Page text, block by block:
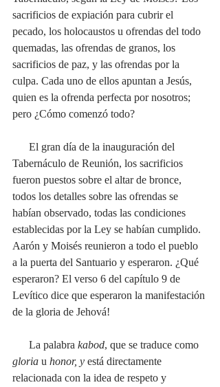
sacrificios de expiación para cubrir el
pecado, los holocaustos u ofrendas del todo
quemadas, las ofrendas de granos, los
sacrificios de paz, y las ofrendas por la
culpa. Cada uno de ellos apuntan a Jesús,
quien es la ofrenda perfecta por nosotros;
pero ¿Cómo comenzó todo?
Tabernáculo de Reunión, los sacrificios
fueron puestos sobre el altar de bronce,
todos los detalles sobre las ofrendas se
habían observado, todas las condiciones
establecidas por la Ley se habían cumplido.
Aarón y Moisés reunieron a todo el pueblo
a la puerta del Santuario y esperaron. ¿Qué
esperaron? El verso 6 del capítulo 9 de
Levítico dice que esperaron la manifestación
de la gloria de Jehová!
      La palabra
kabod, que se traduce como
gloria u honor, y está directamente
relacionada con la idea de respeto y